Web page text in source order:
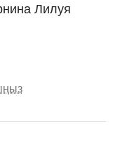
Лилуя